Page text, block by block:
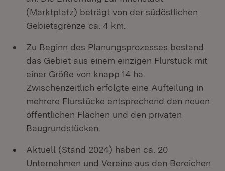
(Marktplatz) beträgt von der südöstlichen
Gebietsgrenze ca. 4 km.
Zu Beginn des Planungsprozesses bestand
das Gebiet aus einem einzigen Flurstück mit
einer Größe von knapp 14 ha.
Zwischenzeitlich erfolgte eine Aufteilung in
mehrere Flurstücke entsprechend den neuen
öffentlichen Flächen und den privaten
Baugrundstücken.
Aktuell (Stand 2024) haben ca. 20
Unternehmen und Vereine aus den Bereichen